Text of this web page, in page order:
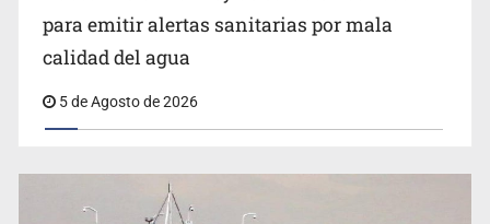
Sheinbaum se reúnen secretario de Estado del Vaticano
para emitir alertas sanitarias por mala
calidad del agua
5 de Agosto de 2026